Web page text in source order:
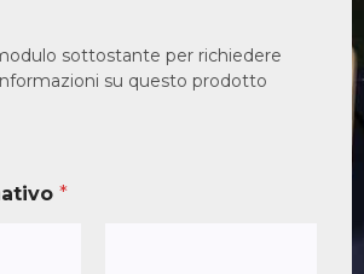
sottostante per richiedere
su questo prodotto
*